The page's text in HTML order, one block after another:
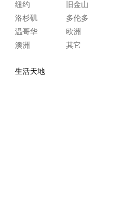
纽约
旧金山
洛杉矶
多伦多
温哥华
欧洲
澳洲
其它
生活天地